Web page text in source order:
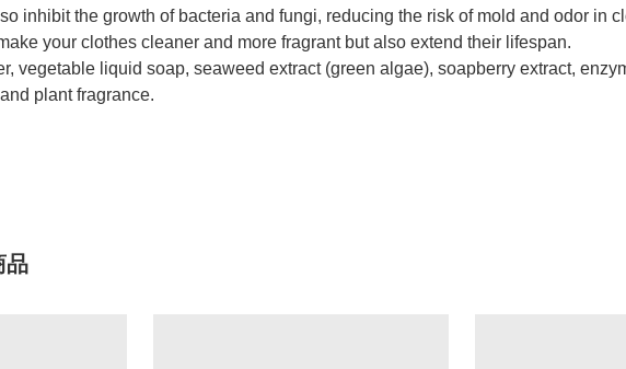
inhibit the growth of bacteria and fungi, reducing the risk of mold and odor in
your clothes cleaner and more fragrant but also extend their lifespan.
vegetable liquid soap, seaweed extract (green algae), soapberry extract,
plant fragrance.
品